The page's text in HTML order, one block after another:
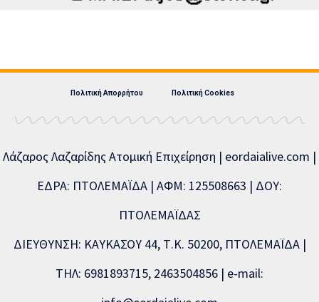
Πολιτική Απορρήτου Πολιτική Cookies
Λάζαρος Λαζαρίδης Ατομική Επιχείρηση | eordaialive.com |
ΕΔΡΑ: ΠΤΟΛΕΜΑΪΔΑ | ΑΦΜ: 125508663 | ΔΟΥ:
ΠΤΟΛΕΜΑΪΔΑΣ
ΔΙΕΥΘΥΝΣΗ: ΚΑΥΚΑΣΟΥ 44, Τ.Κ. 50200, ΠΤΟΛΕΜΑΪΔΑ |
ΤΗΛ: 6981893715, 2463504856 | e-mail: